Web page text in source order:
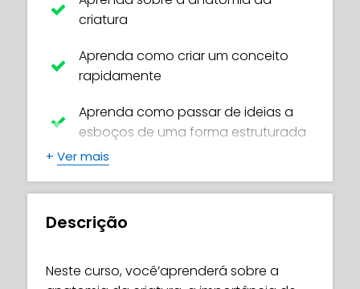
criatura
Aprenda como criar um conceito
rapidamente
Aprenda como passar de ideias a
esboços de uma forma estruturada
Aprenda como criar uma história
Aprenda como criar um layout
Desenvolva suas habilidades em cor
+ Ver mais
Descrição
Neste curso, você’aprenderá sobre a